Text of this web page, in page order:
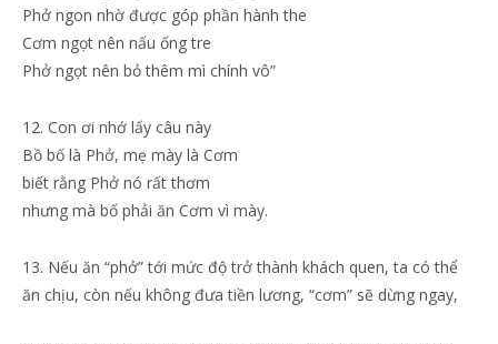
Phở ngon nhờ được góp phần hành the
Cơm ngọt nên nấu ống tre
Phở ngọt nên bỏ thêm mì chính vô”
12. Con ơi nhớ lấy câu này
Bồ bố là Phở, mẹ mày là Cơm
biết rằng Phở nó rất thơm
nhưng mà bố phải ăn Cơm vì mày.
13. Nếu ăn “phở” tới mức độ trở thành khách quen, ta có thể
ăn chịu, còn nếu không đưa tiền lương, “cơm” sẽ dừng ngay,